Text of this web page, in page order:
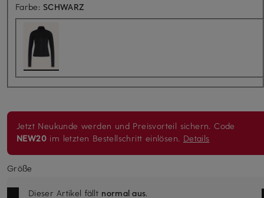
Farbe: SCHWARZ
Jetzt Neukunde werden und Preisvorteil sichern. Code
NEW20 im letzten Bestellschritt einlösen. Details
Größe
Dieser Artikel fällt normal aus.